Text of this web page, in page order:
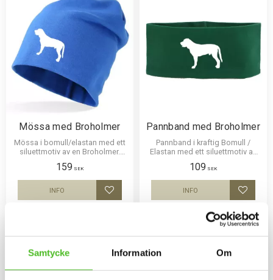
Samtycke Information Om
Mössa med Broholmer
Mössa i bomull/elastan med ett
siluettmotiv av en Broholmer.
159 SEK
Lägg till i favoriter
INFO
Pannband med Broholmer
Pannband i kraftig Bomull /
Elastan med ett siluettmotiv av
109 SEK
Lägg
INFO